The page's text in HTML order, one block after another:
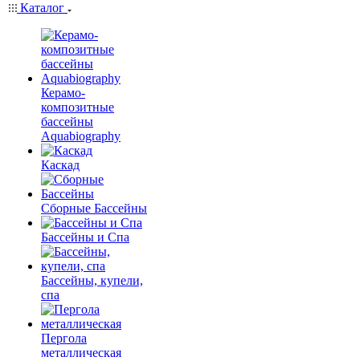
Каталог
Керамо-
композитные
бассейны
Aquabiography
Каскад
Сборные Бассейны
Бассейны и Спа
Бассейны, купели,
спа
Пергола
металлическая